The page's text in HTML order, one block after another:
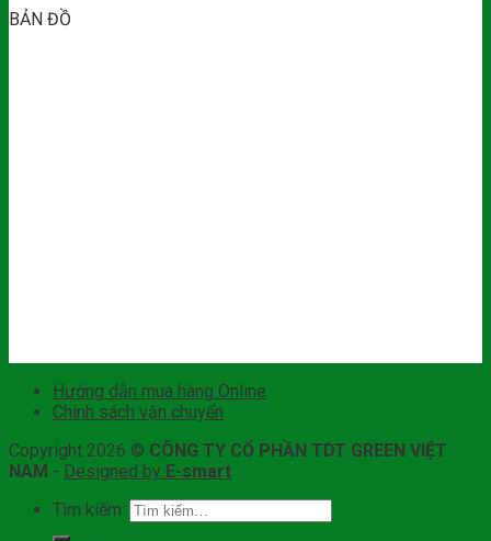
BẢN ĐỒ
Hướng dẫn mua hàng Online
Chính sách vận chuyển
Copyright 2026 © CÔNG TY CỔ PHẦN TDT GREEN VIỆT
NAM - Designed by E-smart
Tìm kiếm: